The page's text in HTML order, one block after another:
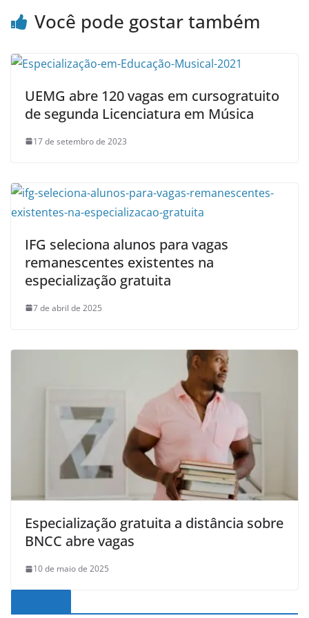
Você pode gostar também
UEMG abre 120 vagas em cursogratuito
de segunda Licenciatura em Música
17 de setembro de 2023
IFG seleciona alunos para vagas
remanescentes existentes na
especialização gratuita
7 de abril de 2025
Especialização gratuita a distância sobre
BNCC abre vagas
10 de maio de 2025